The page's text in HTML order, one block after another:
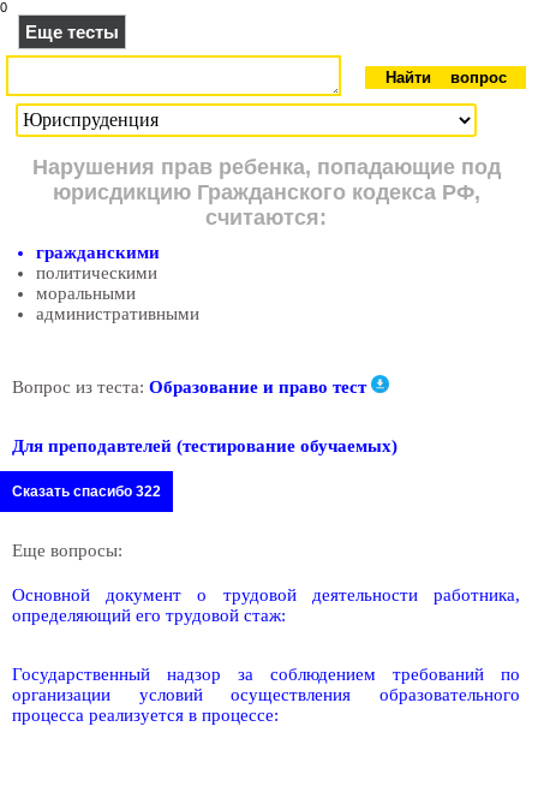
0
Еще тесты
Нарушения прав ребенка, попадающие под
юрисдикцию Гражданского кодекса РФ,
считаются:
гражданскими
политическими
моральными
административными
Вопрос из теста: Образование и право тест
Для преподавтелей (тестирование обучаемых)
Сказать спасибо 322
Еще вопросы:
Основной документ о трудовой деятельности работника,
определяющий его трудовой стаж:
Государственный надзор за соблюдением требований по
организации условий осуществления образовательного
процесса реализуется в процессе: